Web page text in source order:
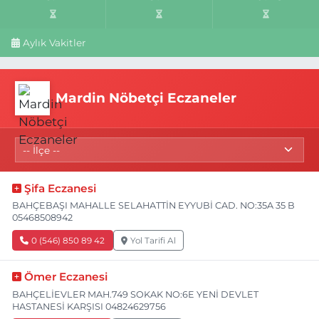
Aylık Vakitler
Mardin Nöbetçi Eczaneler
Şifa Eczanesi
BAHÇEBAŞI MAHALLE SELAHATTİN EYYUBİ CAD. NO:35A 35 B
05468508942
0 (546) 850 89 42 Yol Tarifi Al
Ömer Eczanesi
BAHÇELİEVLER MAH.749 SOKAK NO:6E YENİ DEVLET
HASTANESİ KARŞISI 04824629756